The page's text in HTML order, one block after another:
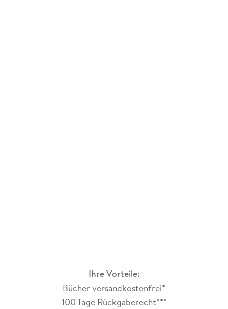
Ihre Vorteile:
Bücher versandkostenfrei*
100 Tage Rückgaberecht***